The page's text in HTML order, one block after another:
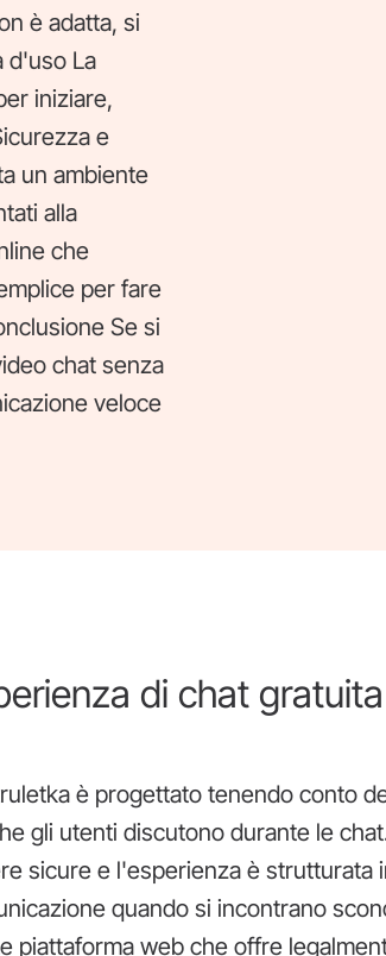
è adatta, si
d'uso La
iniziare,
e
un ambiente
alla
che
per fare
Se si
chat senza
veloce
di chat
è progettato tenendo conto
gli utenti discutono durante le
sicure e l'esperienza è strutturata
quando si incontrano
piattaforma web che offre